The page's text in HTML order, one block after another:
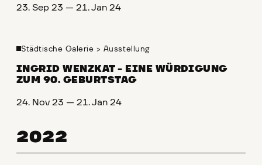
23. Sep 23 — 21. Jan 24
Städtische Galerie > Ausstellung
INGRID WENZKAT - EINE WÜRDIGUNG
ZUM 90. GEBURTSTAG
24. Nov 23 — 21. Jan 24
2022